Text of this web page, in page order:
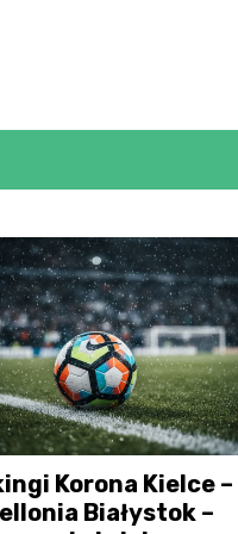
Korona Kielce –
Białystok –